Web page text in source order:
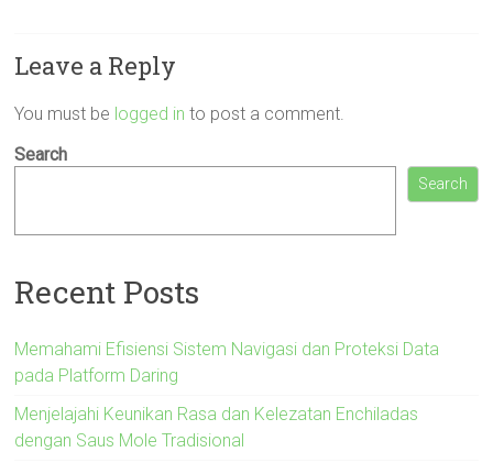
Leave a Reply
You must be logged in to post a comment.
Search
Search
Recent Posts
Memahami Efisiensi Sistem Navigasi dan Proteksi Data
pada Platform Daring
Menjelajahi Keunikan Rasa dan Kelezatan Enchiladas
dengan Saus Mole Tradisional